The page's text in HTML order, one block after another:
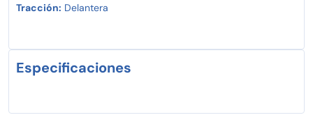
Tracción: Delantera
Especificaciones